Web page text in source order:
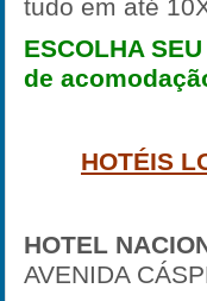
tudo em até
ESCOLHA
de
HOTÉIS
HOTEL
AVENIDA